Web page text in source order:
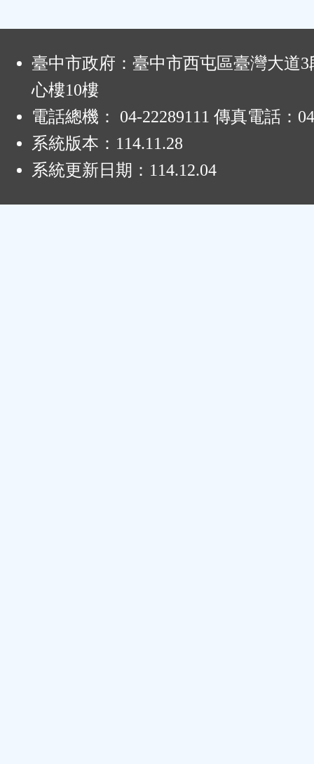
臺中市政府：臺中市西屯區臺灣大道3
心樓10樓
電話總機： 04-22289111 傳真電話：
系統版本： 114.11.28
系統更新日期： 114.12.04